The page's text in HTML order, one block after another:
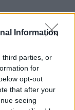
Information
third parties, or
for
opt-out
that after your
seeing